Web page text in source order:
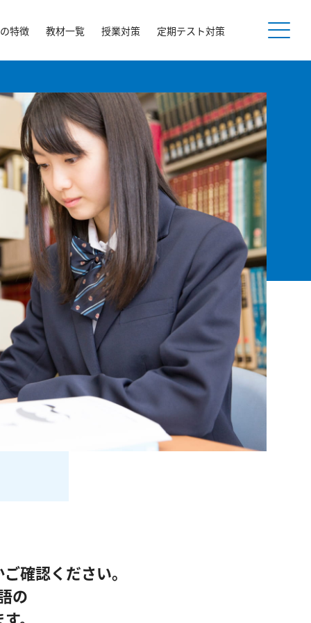
特徴 教材一覧 授業対策 定期テスト対策
確認ください。
の
。